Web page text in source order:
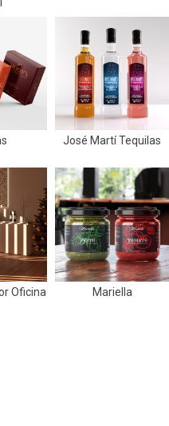
José Martí Tequilas
Oficina Mariella